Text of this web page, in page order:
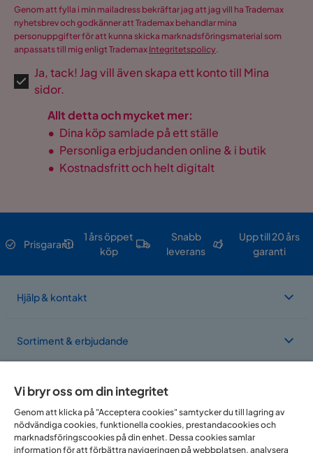
Genom att fylla i min mailadress bekräftar jag att jag vill ha Trademax
nyhetsbrev och godkänner att Trademax behandlar mina
personuppgifter för att kunna skicka marknadsföringsmaterial som
anpassats till mig enligt Trademax Integritetspolicy.
Ja, tack! Jag vill även skapa ett konto till Mina
sidor.
Allt detta och mycket mer:
• Dina köp samlade på ett ställe
• Personliga erbjudanden online & i butik
• Kostnadsfritt och helt digitalt
Prisgaranti
1 års öppet
köp
Snabb
leverans
Upp till 20 års
garanti
Hjälp & kontakt
Sortiment & erbjudande
Vi finns i flera länder
Vi bryr oss om din integritet
Genom att klicka på "Acceptera cookies" samtycker du till lagring av
nödvändiga cookies, funktionella cookies, prestandacookies och
marknadsföringscookies på din enhet. Dessa cookies samlar
information för att förbättra navigeringen på webbplatsen, analysera